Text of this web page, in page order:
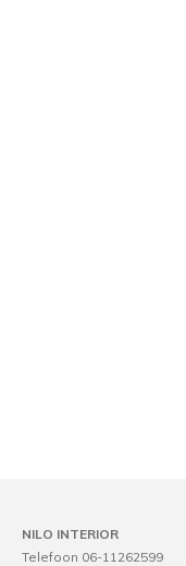
NILO INTERIOR
Telefoon 06-11262599